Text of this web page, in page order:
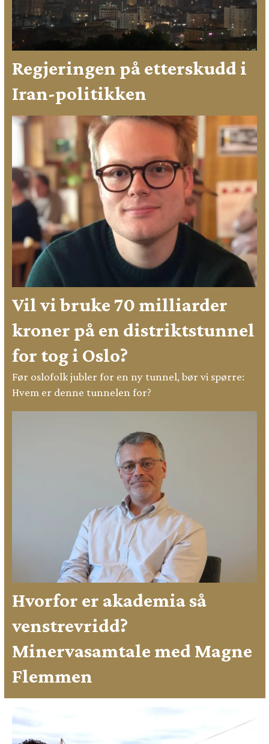
Regjeringen på etterskudd i
Iran-politikken
Vil vi bruke 70 milliarder
kroner på en distriktstunnel
for tog i Oslo?
Før oslofolk jubler for en ny tunnel, bør vi spørre:
Hvem er denne tunnelen for?
Hvorfor er akademia så
venstrevridd?
Minervasamtale med Magne
Flemmen